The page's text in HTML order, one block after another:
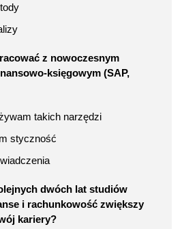
z nowoczesnym
księgowym (SAP,
takich narzędzi
styczność
dwóch lat studiów
i rachunkowość zwiększy
kariery?